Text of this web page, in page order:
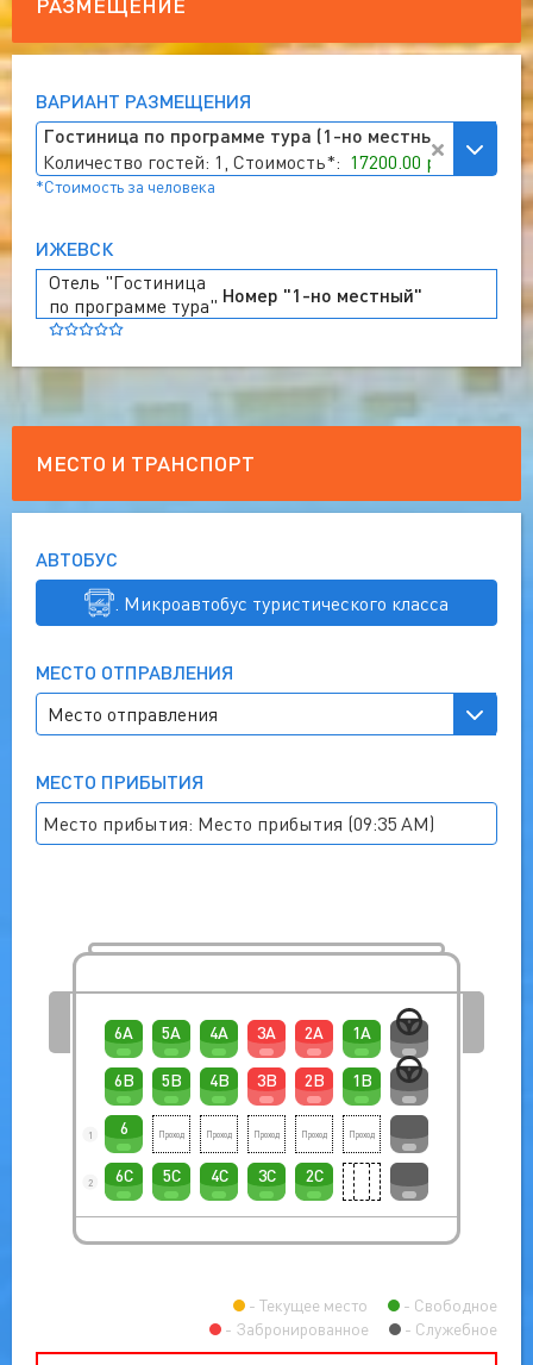
РАЗМЕЩЕНИЕ
ВАРИАНТ РАЗМЕЩЕНИЯ
Гостиница по программе тура (1-но местный)
Количество гостей: 1, Стоимость*: 17200.00 руб
*Стоимость за человека
ИЖЕВСК
Отель "Гостиница
по программе тура" Номер "1-но местный"
МЕСТО И ТРАНСПОРТ
АВТОБУС
. Микроавтобус туристического класса
МЕСТО ОТПРАВЛЕНИЯ
МЕСТО ПРИБЫТИЯ
Место прибытия: Место прибытия (09:35 AM)
6A 5A 4A 3A 2A 1A
6B 5B 4B 3B 2B 1B
1 6
2 6C 5C 4C 3C 2C
Текущее место
Свободное
Забронированное
Служебное